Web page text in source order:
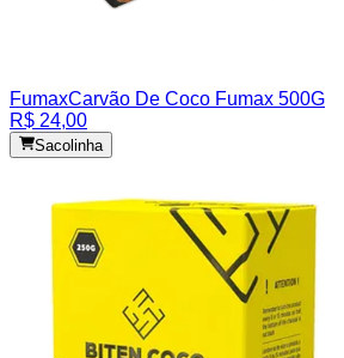
FumaxCarvão De Coco Fumax 500G
R$ 24,00
Sacolinha